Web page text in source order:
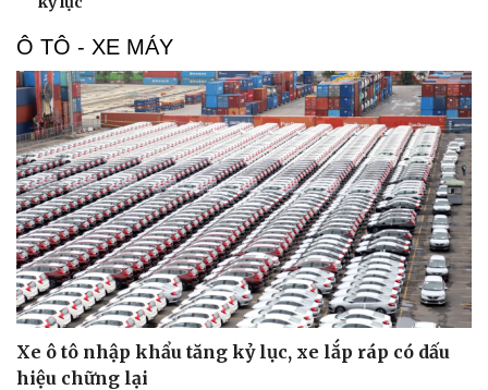
Cải chính
Ô TÔ - XE MÁY
Xe ô tô nhập khẩu tăng kỷ lục, xe lắp ráp có dấu
hiệu chững lại